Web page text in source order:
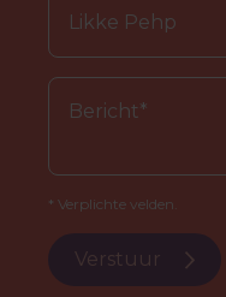
* Verplichte velden.
Verstuur